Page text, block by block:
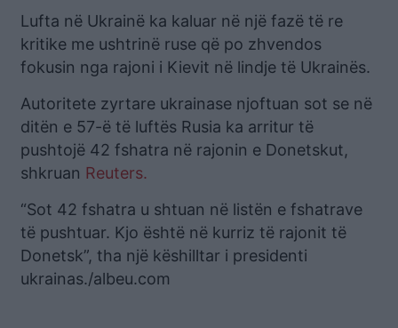
Lufta në Ukrainë ka kaluar në një fazë të re
kritike me ushtrinë ruse që po zhvendos
fokusin nga rajoni i Kievit në lindje të Ukrainës.
Autoritete zyrtare ukrainase njoftuan sot se në
ditën e 57-ë të luftës Rusia ka arritur të
pushtojë 42 fshatra në rajonin e Donetskut,
shkruan Reuters.
“Sot 42 fshatra u shtuan në listën e fshatrave
të pushtuar. Kjo është në kurriz të rajonit të
Donetsk”, tha një këshilltar i presidenti
ukrainas./albeu.com